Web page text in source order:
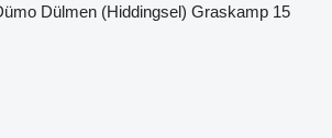
Dülmen (Hiddingsel) Graskamp 15